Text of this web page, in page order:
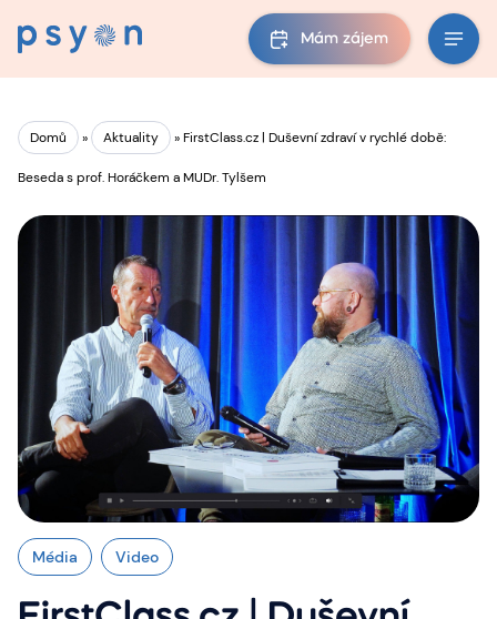
Mám zájem
Domů » Aktuality »FirstClass.cz | Duševní zdraví v rychlé době:
Beseda s prof. Horáčkem a MUDr. Tylšem
Média Video